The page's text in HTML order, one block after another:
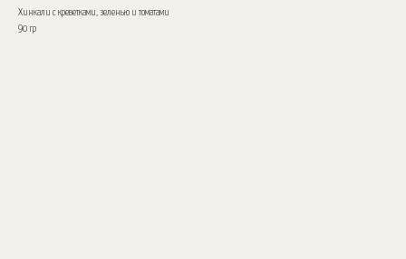
Хинкали с креветками, зеленью и томатами
90 гр